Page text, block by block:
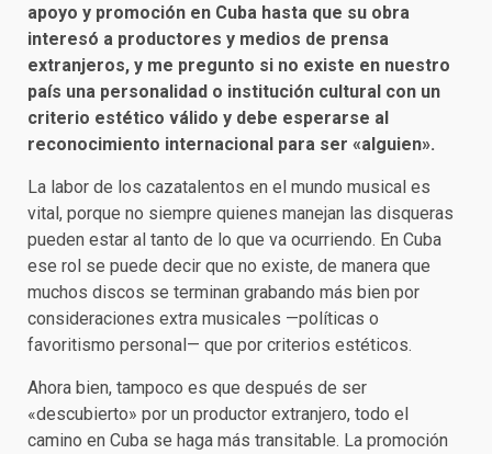
apoyo y promoción en Cuba hasta que su obra
interesó a productores y medios de prensa
extranjeros, y me pregunto si no existe en nuestro
país una personalidad o institución cultural con un
criterio estético válido y debe esperarse al
reconocimiento internacional para ser «alguien».
La labor de los cazatalentos en el mundo musical es
vital, porque no siempre quienes manejan las disqueras
pueden estar al tanto de lo que va ocurriendo. En Cuba
ese rol se puede decir que no existe, de manera que
muchos discos se terminan grabando más bien por
consideraciones extra musicales —políticas o
favoritismo personal— que por criterios estéticos.
Ahora bien, tampoco es que después de ser
«descubierto» por un productor extranjero, todo el
camino en Cuba se haga más transitable. La promoción